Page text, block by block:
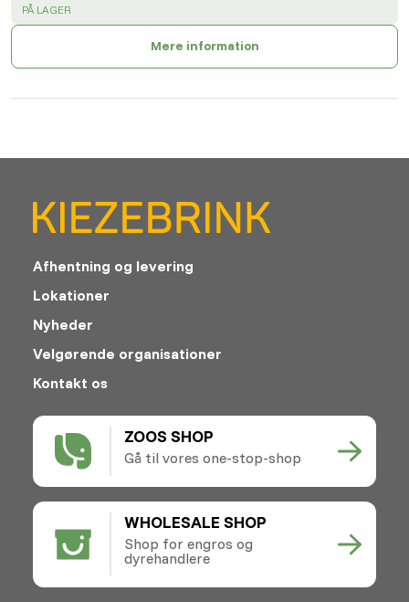
SUCCESS
PÅ LAGER
Mere information
ZOOS SHOP
Gå til vores one-stop-shop
WHOLESALE SHOP
Shop for engros og
dyrehandlere
Afhentning og levering
Lokationer
Nyheder
Velgørende organisationer
Kontakt os